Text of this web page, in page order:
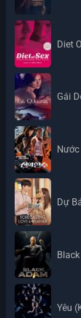
Diet
Gái
Dự
Yêu